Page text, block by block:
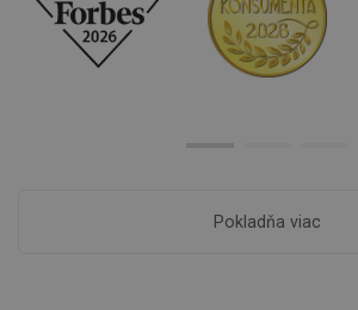
Pokladňa viac